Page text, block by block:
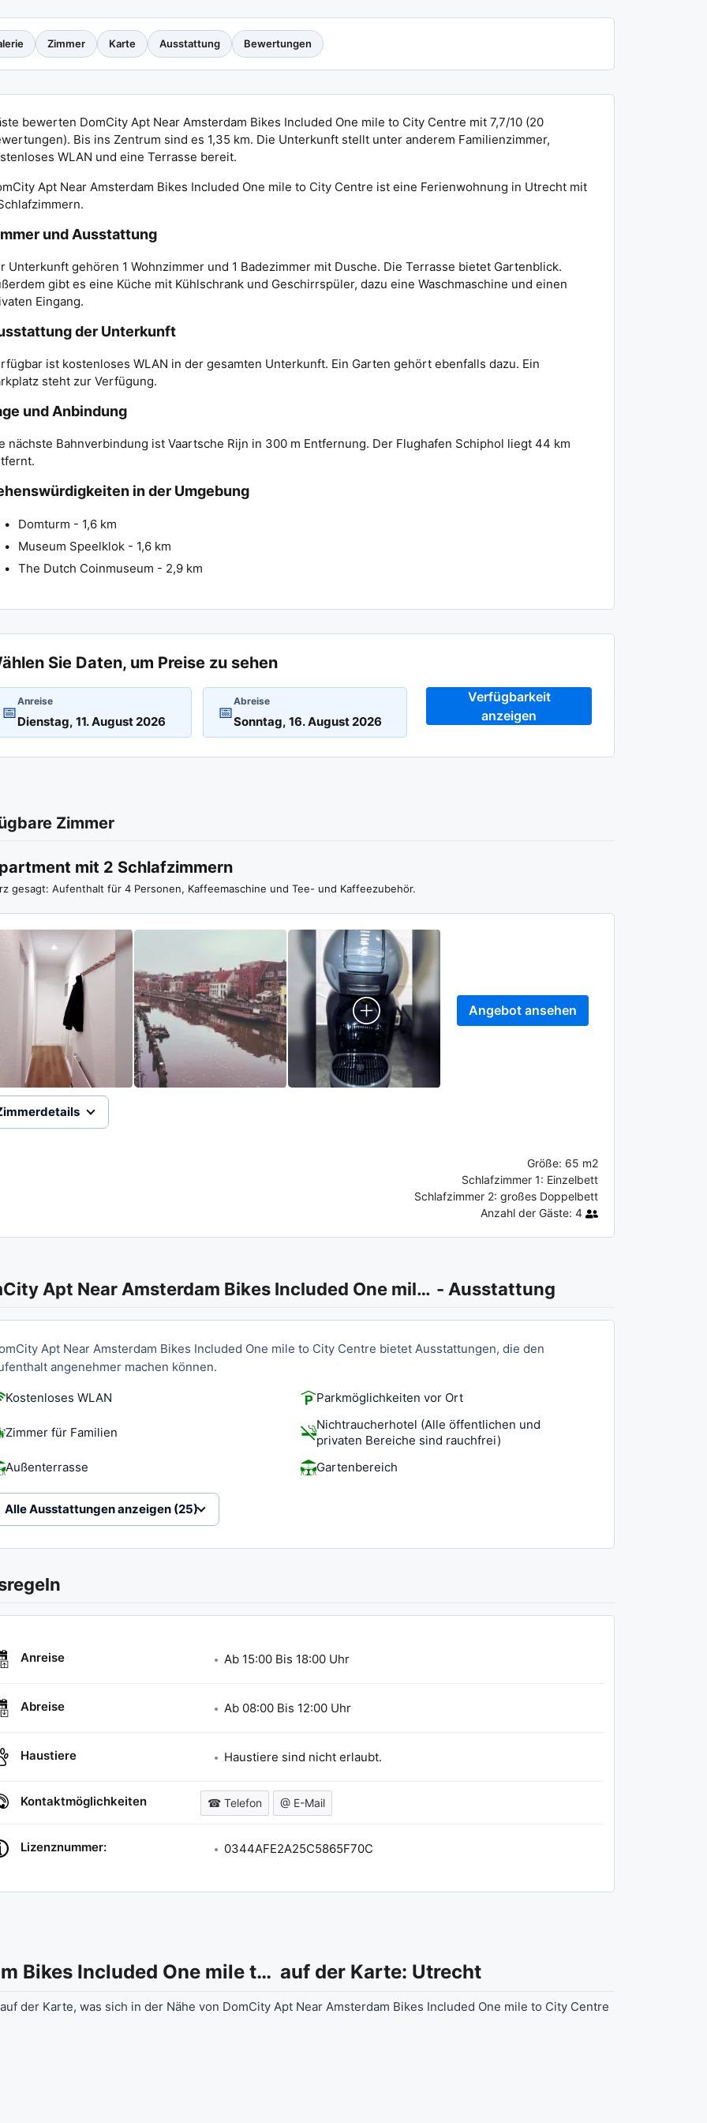
Zimmer Karte Ausstattung Bewertungen
bewerten DomCity Apt Near Amsterdam Bikes Included One mile to City Centre mit 7,7/10 (20
Bis ins Zentrum sind es 1,35 km. Die Unterkunft stellt unter anderem Familienzimmer,
WLAN und eine Terrasse bereit.
Apt Near Amsterdam Bikes Included One mile to City Centre ist eine Ferienwohnung in Utrecht mit
und Ausstattung
Unterkunft gehören 1 Wohnzimmer und 1 Badezimmer mit Dusche. Die Terrasse bietet Gartenblick.
gibt es eine Küche mit Kühlschrank und Geschirrspüler, dazu eine Waschmaschine und einen
Eingang.
der Unterkunft
ist kostenloses WLAN in der gesamten Unterkunft. Ein Garten gehört ebenfalls dazu. Ein
steht zur Verfügung.
und Anbindung
nächste Bahnverbindung ist Vaartsche Rijn in 300 m Entfernung. Der Flughafen Schiphol liegt 44 km
in der Umgebung
Domturm - 1,6 km
Museum Speelklok - 1,6 km
The Dutch Coinmuseum - 2,9 km
Sie Daten, um Preise zu sehen
📅
Anreise
📅
Abreise
Verfügbarkeit
anzeigen
Zimmer
mit 2 Schlafzimmern
gesagt: Aufenthalt für 4 Personen, Kaffeemaschine und Tee- und Kaffeezubehör.
Angebot ansehen
Größe: 65 m2
Schlafzimmer 1: Einzelbett
Schlafzimmer 2: großes Doppelbett
Anzahl der Gäste: 4
DomCity Apt Near Amsterdam Bikes Included One mile to City Centre - Ausstattung
Apt Near Amsterdam Bikes Included One mile to City Centre bietet Ausstattungen, die den
angenehmer machen können.
Kostenloses WLAN Parkmöglichkeiten vor Ort
Zimmer für Familien
Nichtraucherhotel (Alle öffentlichen und
privaten Bereiche sind rauchfrei)
Außenterrasse
Gartenbereich
Alle Ausstattungen anzeigen (25)
Anreise Ab 15:00Bis 18:00Uhr
Abreise Ab 08:00Bis 12:00Uhr
Haustiere Haustiere sind nicht erlaubt.
Kontaktmöglichkeiten ☎ Telefon @ E-Mail
Lizenznummer: 0344AFE2A25C5865F70C
DomCity Apt Near Amsterdam Bikes Included One mile to City Centre auf der Karte: Utrecht
der Karte, was sich in der Nähe von DomCity Apt Near Amsterdam Bikes Included One mile to City Centre